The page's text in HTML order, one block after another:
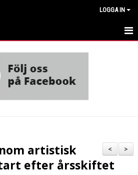
LOGGA IN
>
<
artistisk
efter årsskiftet